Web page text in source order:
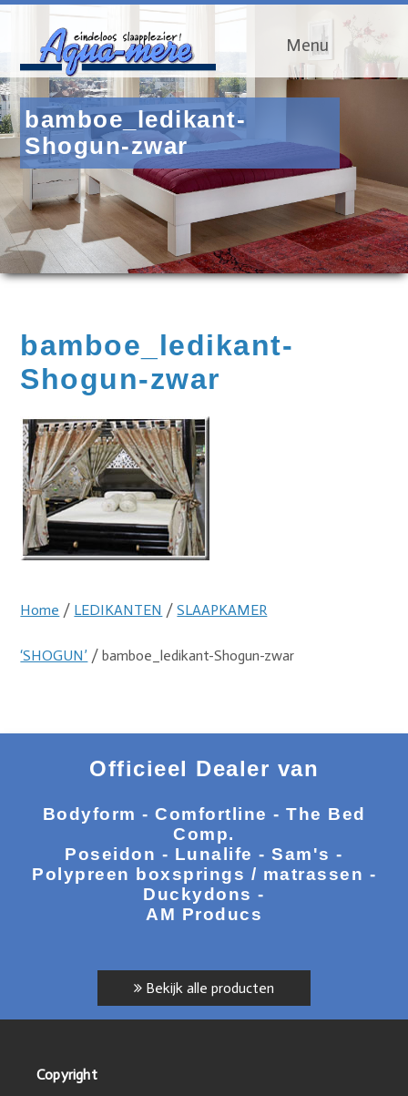
Menu
bamboe_ledikant-
Shogun-zwar
bamboe_ledikant-
Shogun-zwar
Home / LEDIKANTEN /SLAAPKAMER
‘SHOGUN’ / bamboe_ledikant-Shogun-zwar
Officieel Dealer van
Bodyform - Comfortline - The Bed
Comp.
Poseidon - Lunalife - Sam's -
Polypreen boxsprings / matrassen -
Duckydons -
AM Producs
Bekijk alle producten
Copyright